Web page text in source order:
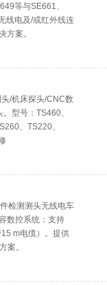
等与SE661、
线电及/或红外线连
方案。
/机床探头/CNC数
型号：TS460‌、
、TS220、
检测测头无线电车
数控系统‌：支持
m电缆）。提供
案。